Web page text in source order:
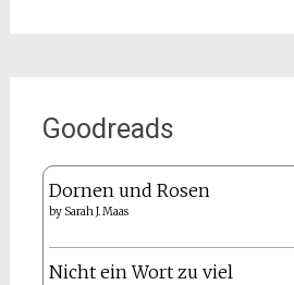
Goodreads
Dornen und Rosen
by Sarah J. Maas
Nicht ein Wort zu viel